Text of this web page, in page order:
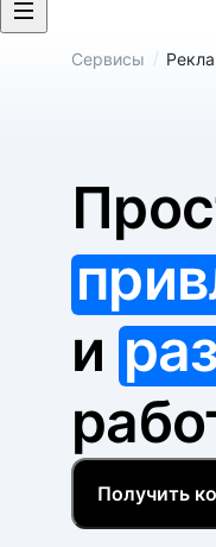
Сервисы /
и
Получить